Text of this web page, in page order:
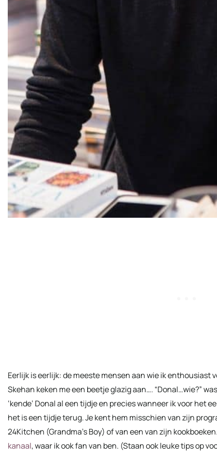
Eerlijk is eerlijk: de meeste mensen aan wie ik enthousiast
Skehan keken me een beetje glazig aan…. “Donal…wie?”
‘kende’ Donal al een tijdje en precies wanneer ik voor het
het is een tijdje terug. Je kent hem misschien van zijn
24Kitchen (Grandma’s Boy) of van een van zijn
kanaal, waar ik ook fan van ben. (Staan ook leuke tips op